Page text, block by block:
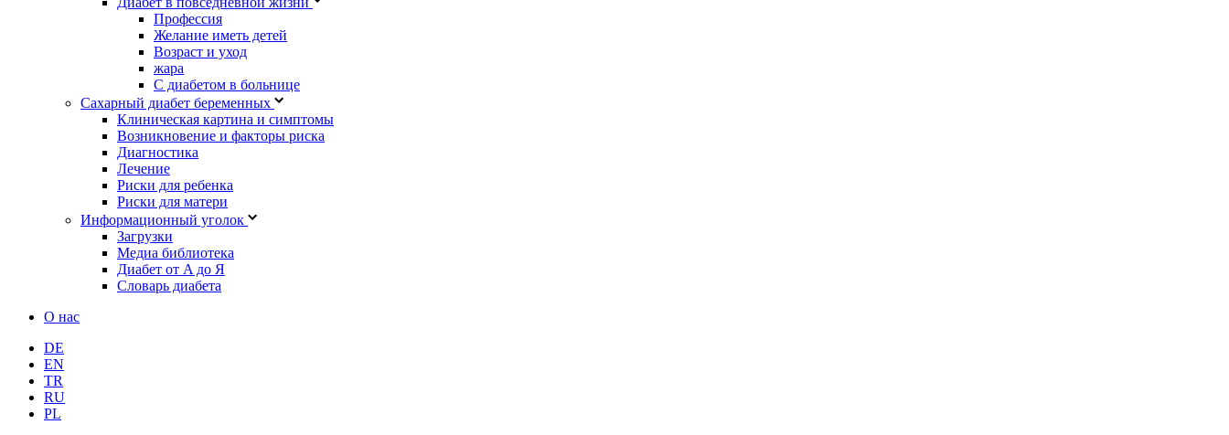
Профессия
Желание иметь детей
Возраст и уход
жара
С диабетом в больнице
Сахарный диабет беременных
Клиническая картина и симптомы
Возникновение и факторы риска
Диагностика
Лечение
Риски для ребенка
Риски для матери
Информационный уголок
Загрузки
Медиа библиотека
Диабет от A до Я
Словарь диабета
О нас
DE
EN
TR
RU
PL